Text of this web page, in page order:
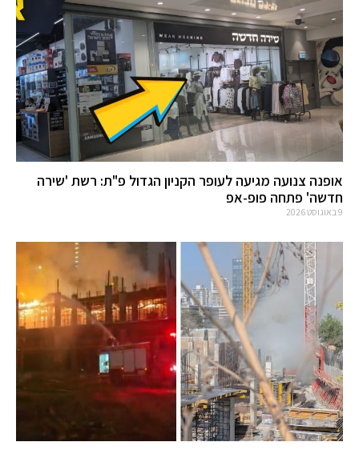
אופנה צנועה מגיעה לעופר הקניון הגדול פ"ת: רשת 'שירה
חדשה' פתחה פופ-אפ
9 באוגוסט 2026